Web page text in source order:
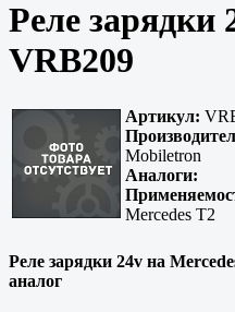
Реле зарядки
VRB209
Артикул:
Mobiletron
Аналоги:
Mercedes T2
Реле зарядки 24v на
аналог